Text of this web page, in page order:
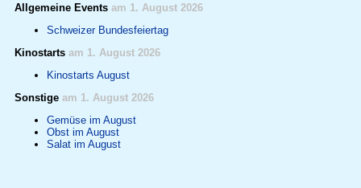
Allgemeine Events am 1. August 2026
Schweizer Bundesfeiertag
Kinostarts am 1. August 2026
Kinostarts August
Sonstige am 1. August 2026
Gemüse im August
Obst im August
Salat im August